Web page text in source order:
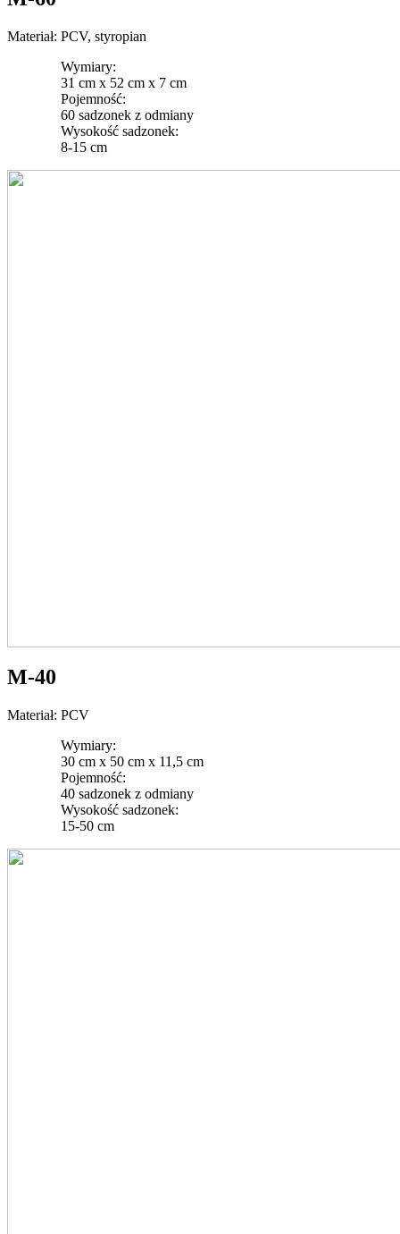
Materiał: PCV, styropian
Wymiary:
31 cm x 52 cm x 7 cm
Pojemność:
60 sadzonek z odmiany
Wysokość sadzonek:
8-15 cm
M-40
Materiał: PCV
Wymiary:
30 cm x 50 cm x 11,5 cm
Pojemność:
40 sadzonek z odmiany
Wysokość sadzonek:
15-50 cm